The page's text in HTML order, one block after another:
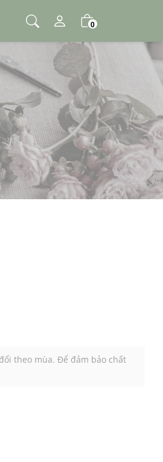
0
theo mùa. Để đảm bảo chất